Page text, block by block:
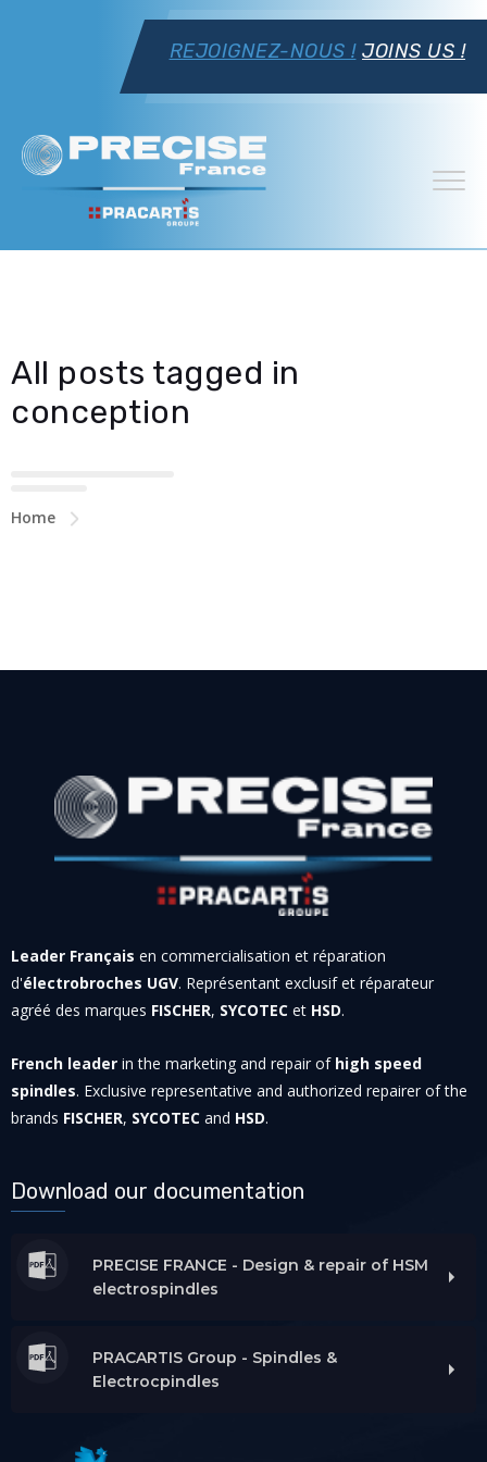
REJOIGNEZ-NOUS ! JOINS US !
All posts tagged in
conception
Home
Leader Français en commercialisation et réparation
d'électrobroches UGV. Représentant exclusif et réparateur
agréé des marques FISCHER, SYCOTEC et HSD.
French leader in the marketing and repair of high speed
spindles. Exclusive representative and authorized repairer of the
brands FISCHER, SYCOTEC and HSD.
Download our documentation
PRECISE FRANCE - Design & repair of HSM
electrospindles
PRACARTIS Group - Spindles &
Electrocpindles